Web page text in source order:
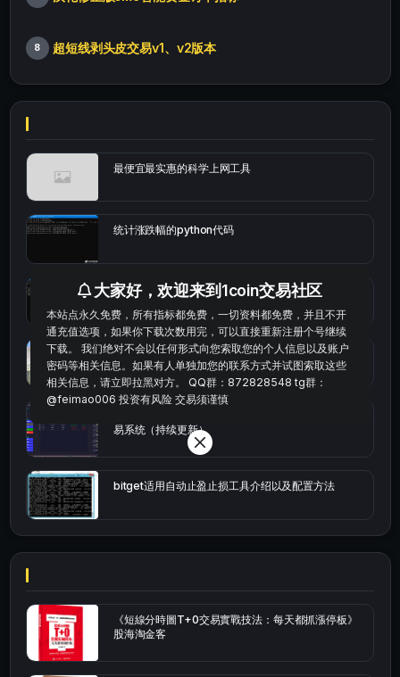
8 超短线剥头皮交易v1、v2版本
最便宜最实惠的科学上网工具
统计涨跌幅的python代码
okx的短线量化的免费版本
bybit安卓端
易系统（持续更新）
bitget适用自动止盈止损工具介绍以及配置方法
《短線分時圖T+0交易實戰技法：每天都抓漲停板》
股海淘金客
大家好，欢迎来到1coin交易社区
本站点永久免费，所有指标都免费，一切资料都免费，并且不开
通充值选项，如果你下载次数用完，可以直接重新注册个号继续
下载。 我们绝对不会以任何形式向您索取您的个人信息以及账户
密码等相关信息。如果有人单独加您的联系方式并试图索取这些
相关信息，请立即拉黑对方。 QQ群：872828548 tg群：
@feimao006 投资有风险 交易须谨慎